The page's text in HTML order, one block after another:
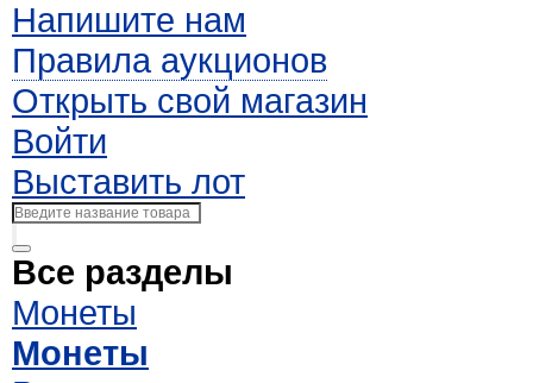
Напишите нам
Правила аукционов
Открыть свой магазин
Войти
Выставить лот
Все разделы
Монеты
Монеты